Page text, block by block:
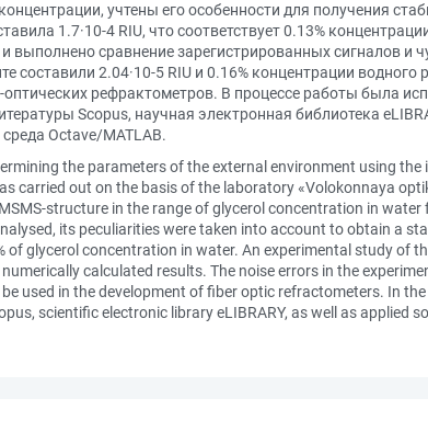
учтены его особенности для получения
1.7·10-4 RIU, что соответствует 0.13%
выполнено сравнение зарегистрированных сигналов и
2.04·10-5 RIU и 0.16% концентрации
рефрактометров. В процессе работы была
Scopus, научная электронная библиотека
Octave/MATLAB.
the parameters of the external environment using
carried out on the basis of the laboratory «Volokonnaya
structure in the range of glycerol concentration in
its peculiarities were taken into account to obtain a
of glycerol concentration in water. An experimental study of
calculated results. The noise errors in the
used in the development of fiber optic refractometers. In
scientific electronic library eLIBRARY, as well as applied